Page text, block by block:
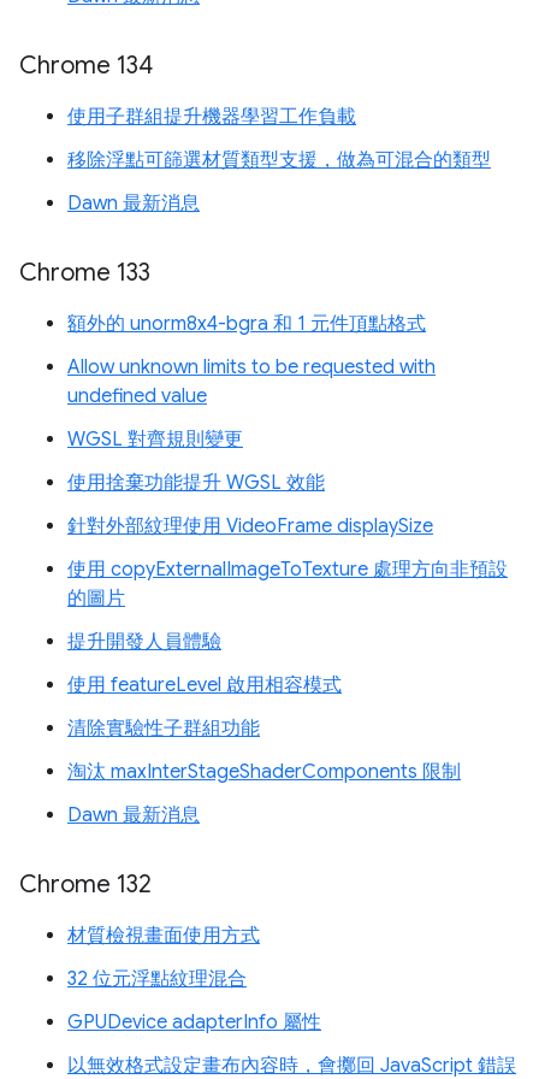
Chrome 134
使用子群組提升機器學習工作負載
移除浮點可篩選材質類型支援，做為可混合的類型
Dawn 最新消息
Chrome 133
額外的 unorm8x4-bgra 和 1 元件頂點格式
Allow unknown limits to be requested with
undefined value
WGSL 對齊規則變更
使用捨棄功能提升 WGSL 效能
針對外部紋理使用 VideoFrame displaySize
使用 copyExternalImageToTexture 處理方向非預設
的圖片
提升開發人員體驗
使用 featureLevel 啟用相容模式
清除實驗性子群組功能
淘汰 maxInterStageShaderComponents 限制
Dawn 最新消息
Chrome 132
材質檢視畫面使用方式
32 位元浮點紋理混合
GPUDevice adapterInfo 屬性
以無效格式設定畫布內容時，會擲回 JavaScript 錯誤